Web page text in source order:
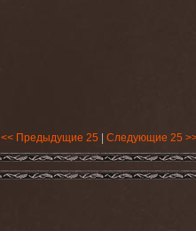
<< Предыдущие 25 Следующие 25